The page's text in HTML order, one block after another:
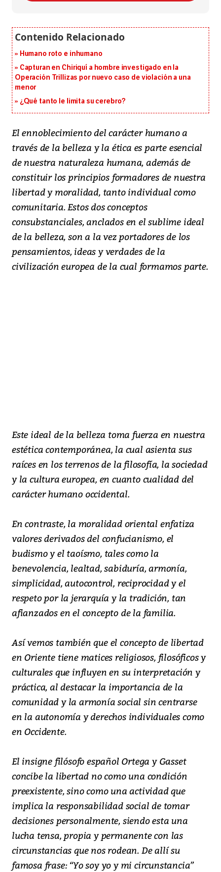
Humano roto e inhumano
Capturan en Chiriquí a hombre investigado en la
Operación Trillizas por nuevo caso de violación a una
menor
¿Qué tanto le limita su cerebro?
El ennoblecimiento del carácter humano a
través de la belleza y la ética es parte esencial
de nuestra naturaleza humana, además de
constituir los principios formadores de nuestra
libertad y moralidad, tanto individual como
comunitaria. Estos dos conceptos
consubstanciales, anclados en el sublime ideal
de la belleza, son a la vez portadores de los
pensamientos, ideas y verdades de la
civilización europea de la cual formamos parte.
Este ideal de la belleza toma fuerza en nuestra
estética contemporánea, la cual asienta sus
raíces en los terrenos de la filosofía, la sociedad
y la cultura europea, en cuanto cualidad del
carácter humano occidental.
En contraste, la moralidad oriental enfatiza
valores derivados del confucianismo, el
budismo y el taoísmo, tales como la
benevolencia, lealtad, sabiduría, armonía,
simplicidad, autocontrol, reciprocidad y el
respeto por la jerarquía y la tradición, tan
afianzados en el concepto de la familia.
Así vemos también que el concepto de libertad
en Oriente tiene matices religiosos, filosóficos y
culturales que influyen en su interpretación y
práctica, al destacar la importancia de la
comunidad y la armonía social sin centrarse
en la autonomía y derechos individuales como
en Occidente.
El insigne filósofo español Ortega y Gasset
concibe la libertad no como una condición
preexistente, sino como una actividad que
implica la responsabilidad social de tomar
decisiones personalmente, siendo esta una
lucha tensa, propia y permanente con las
circunstancias que nos rodean. De allí su
famosa frase: “Yo soy yo y mi circunstancia”